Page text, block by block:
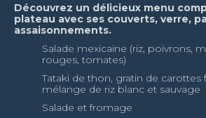
Découvrez un délicieux menu
plateau avec ses couverts, verre,
assaisonnements.
Salade mexicaine (riz, poivrons,
rouges, tomates)
Tataki de thon, gratin de carottes
mélange de riz blanc et sauvage
Salade et fromage